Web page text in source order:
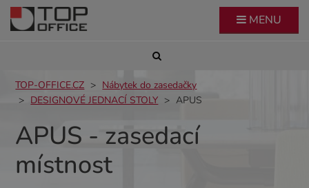
MENU
TOP-OFFICE.CZ
Nábytek do zasedačky
DESIGNOVÉ JEDNACÍ STOLY
APUS
APUS - zasedací
místnost